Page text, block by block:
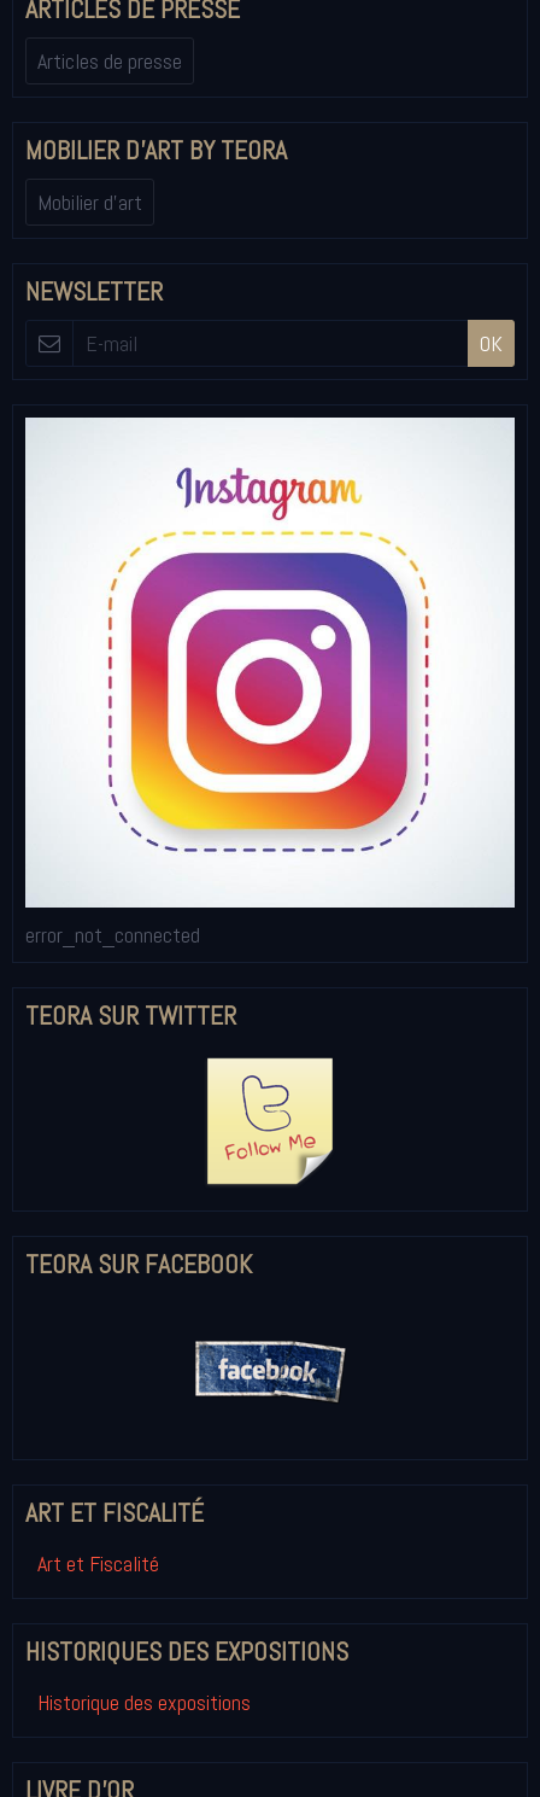
ARTICLES DE PRESSE
Articles de presse
MOBILIER D'ART BY TEORA
Mobilier d'art
NEWSLETTER
OK
error_not_connected
TEORA SUR TWITTER
TEORA SUR FACEBOOK
ART ET FISCALITÉ
Art et Fiscalité
HISTORIQUES DES EXPOSITIONS
Historique des expositions
LIVRE D'OR